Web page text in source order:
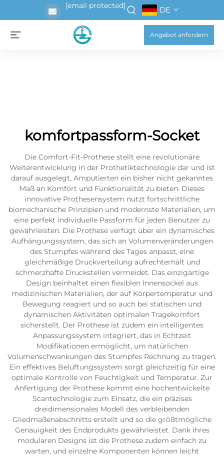
[email protected] DE
Angebot anfordern
komfortpassform-Socket
Die Comfort-Fit-Prothese stellt eine revolutionäre
Weiterentwicklung in der Prothetiktechnologie dar und ist
darauf ausgelegt, Amputierten ein bisher nicht gekanntes
Maß an Komfort und Funktionalität zu bieten. Dieses
innovative Prothesensystem nutzt fortschrittliche
biomechanische Prinzipien und modernste Materialien, um
eine perfekt individuelle Passform für jeden Benutzer zu
gewährleisten. Die Prothese verfügt über ein dynamisches
Aufhängungssystem, das sich an Volumenveränderungen
des Stumpfes während des Tages anpasst, eine
gleichmäßige Druckverteilung aufrechterhält und
schmerzhafte Druckstellen vermeidet. Das einzigartige
Design beinhaltet einen flexiblen Innensockel aus
medizinischen Materialien, der auf Körpertemperatur und
Bewegung reagiert und so auch bei statischen und
dynamischen Aktivitäten optimalen Tragekomfort
sicherstellt. Der Prothese ist zudem ein intelligentes
Anpassungssystem integriert, das in Echtzeit
Modifikationen ermöglicht, um natürlichen
Volumenschwankungen des Stumpfes Rechnung zu tragen.
Ein effektives Belüftungssystem sorgt gleichzeitig für eine
optimale Kontrolle von Feuchtigkeit und Temperatur. Zur
Anfertigung der Prothese kommt eine hochentwickelte
Scantechnologie zum Einsatz, die ein präzises
dreidimensionales Modell des verbleibenden
Gliedmaßenabschnitts erstellt und so die größtmögliche
Genauigkeit des Endprodukts gewährleistet. Dank ihres
modularen Designs ist die Prothese zudem einfach zu
warten, und einzelne Komponenten können leicht